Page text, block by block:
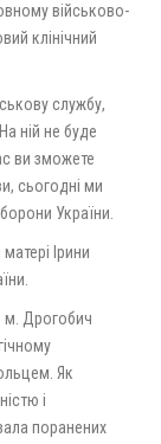
військово-
клінічний
службу,
ній не буде
ви зможете
сьогодні ми
України.
Ірини
м. Дрогобич
Як
і
поранених